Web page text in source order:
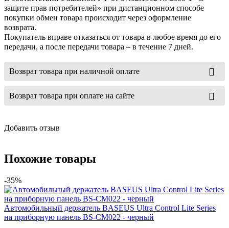
защите прав потребителей» при дистанционном способе
покупки обмен товара происходит через оформление
возврата.
Покупатель вправе отказаться от товара в любое время до его
передачи, а после передачи товара – в течение 7 дней.
Возврат товара при наличной оплате
Возврат товара при оплате на сайте
Добавить отзыв
Похожие товары
-35%
Автомобильный держатель BASEUS Ultra Control Lite Series
на приборную панель BS-CM022 - черный